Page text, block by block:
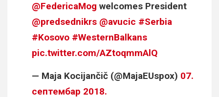
@FedericaMog welcomes President
@predsednikrs @avucic #Serbia
#Kosovo #WesternBalkans
pic.twitter.com/AZtoqmmAlQ
— Maja Kocijančič (@MajaEUspox) 07.
септембар 2018.